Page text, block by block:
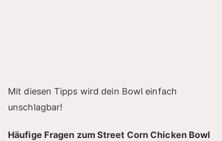
Mit diesen Tipps wird dein Bowl einfach
unschlagbar!
Häufige Fragen zum Street Corn Chicken Bowl